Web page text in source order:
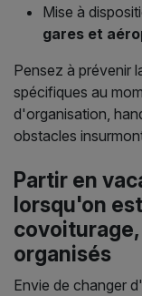
Mise à
gares et
Pensez à prévenir
spécifiques au
d'organisation,
obstacles
Partir en
lorsqu'on
organisés
Envie de changer